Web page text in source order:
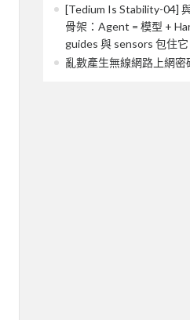
[Tedium Is Stability-04]
骨架：Agent = 模型 +
guides 與 sensors 包住它
亂數產生無線網路上網